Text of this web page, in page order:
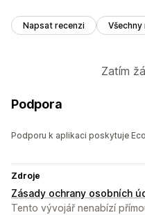
Napsat recenzi Všechny
Zatím
Podpora
Podporu k aplikaci poskytuje
Zdroje
Zásady ochrany osobních
Tento vývojář nenabízí